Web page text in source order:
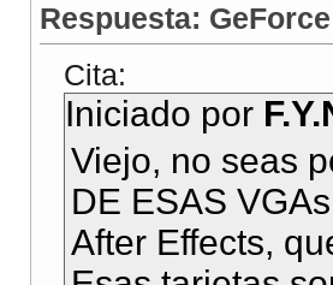
Respuesta:
Cita:
Iniciado por
Viejo, no seas
DE ESAS
After Effects,